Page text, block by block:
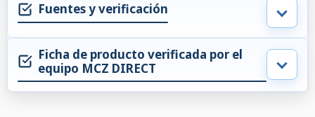
Fuentes y verificación
Ficha de producto verificada por el
equipo MCZ DIRECT